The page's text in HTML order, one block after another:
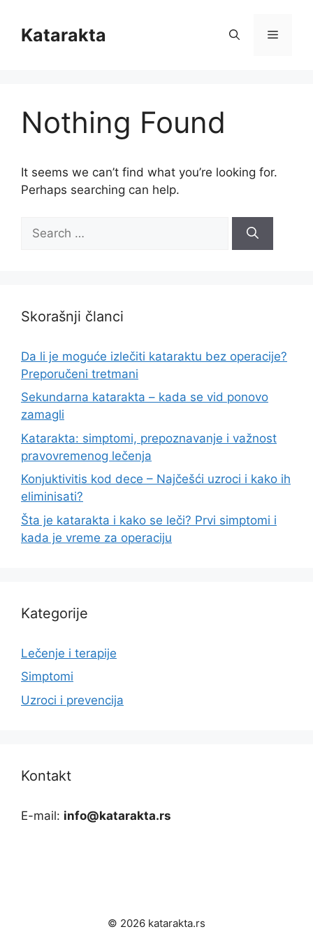
contentKatarakta Menu
Nothing Found
It seems we can’t find what you’re looking for.
Perhaps searching can help.
for:
Skorašnji članci
Da li je moguće izlečiti kataraktu bez operacije?
Preporučeni tretmani
Sekundarna katarakta – kada se vid ponovo
zamagli
Katarakta: simptomi, prepoznavanje i važnost
pravovremenog lečenja
Konjuktivitis kod dece – Najčešći uzroci i kako ih
eliminisati?
Šta je katarakta i kako se leči? Prvi simptomi i
kada je vreme za operaciju
Kategorije
Lečenje i terapije
Simptomi
Uzroci i prevencija
Kontakt
E-mail: info@katarakta.rs
© 2026 katarakta.rs